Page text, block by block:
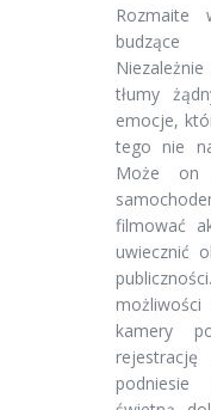
Rozmaite
tłumy
emocje,
tego nie
Może on
filmować
uwiecznić
kamery